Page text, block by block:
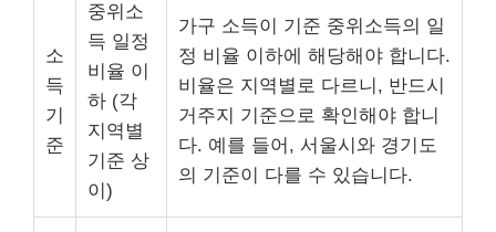
소
득
기
준
중위소
득 일정
비율 이
하 (각
지역별
기준 상
이)
가구 소득이 기준 중위소득의 일
정 비율 이하에 해당해야 합니다.
비율은 지역별로 다르니, 반드시
거주지 기준으로 확인해야 합니
다. 예를 들어, 서울시와 경기도
의 기준이 다를 수 있습니다.